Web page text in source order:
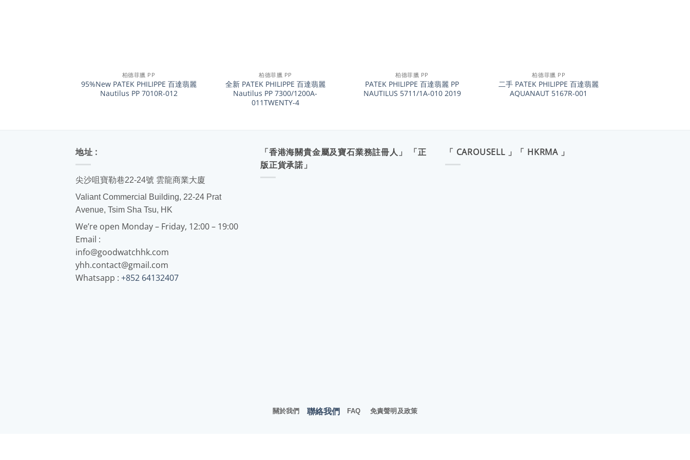
柏德菲臘 PP
95%New PATEK PHILIPPE 百達翡麗
Nautilus PP 7010R-012
柏德菲臘 PP
全新 PATEK PHILIPPE 百達翡麗
Nautilus PP 7300/1200A-
011TWENTY-4
柏德菲臘 PP
PATEK PHILIPPE 百達翡麗 PP
NAUTILUS 5711/1A-010 2019
柏德菲臘 PP
二手 PATEK PHILIPPE 百達翡麗
AQUANAUT 5167R-001
地址 :
尖沙咀寶勒巷22-24號 雲龍商業大廈
Valiant Commercial Building, 22-24 Prat
Avenue, Tsim Sha Tsu, HK
We’re open Monday – Friday, 12:00 – 19:00
Email :
info@goodwatchhk.com
yhh.contact@gmail.com
Whatsapp : +852 64132407
「香港海關貴金屬及寶石業務註冊人」 「正
版正貨承諾」
「 CAROUSELL 」「 HKRMA 」
關於我們 聯絡我們 FAQ 免責聲明及政策